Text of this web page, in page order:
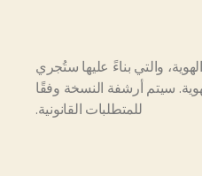
والتي بناءً عليها ستُجري
سيتم أرشفة النسخة وفقًا
للمتطلبات القانونية.